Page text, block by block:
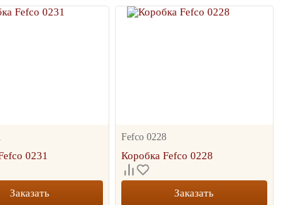
0231
Заказать
Fefco 0228
Коробка Fefco 0228
Заказать